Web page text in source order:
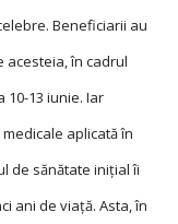
Beneficiarii au
acesteia, în cadrul
10-13 iunie. Iar
aplicată în
de sănătate inițial îi
ani de viață. Asta, în